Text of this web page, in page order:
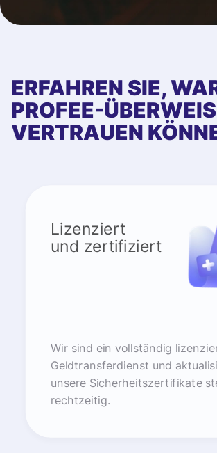
ERFAHREN SIE,
PROFEE-
VERTRAUEN
Lizenziert
und zertifiziert
Wir sind ein vollständig
Geldtransferdienst und
unsere Sicherheitszertifikate
rechtzeitig.